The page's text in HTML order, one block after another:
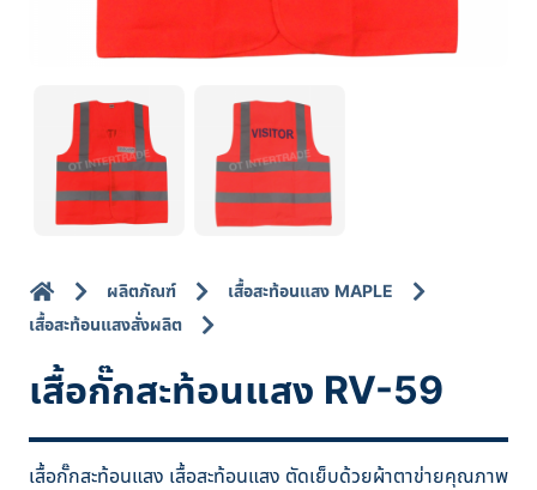
ผลิตภัณฑ์
เสื้อสะท้อนแสง MAPLE
เสื้อสะท้อนแสงสั่งผลิต
เสื้อกั๊กสะท้อนแสง RV-59
เสื้อกั๊กสะท้อนแสง เสื้อสะท้อนแสง ตัดเย็บด้วยผ้าตาข่ายคุณภาพ